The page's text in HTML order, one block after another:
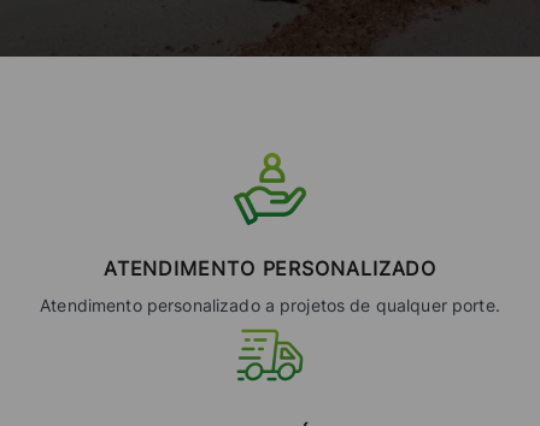
ATENDIMENTO PERSONALIZADO
Atendimento personalizado a projetos de qualquer porte.